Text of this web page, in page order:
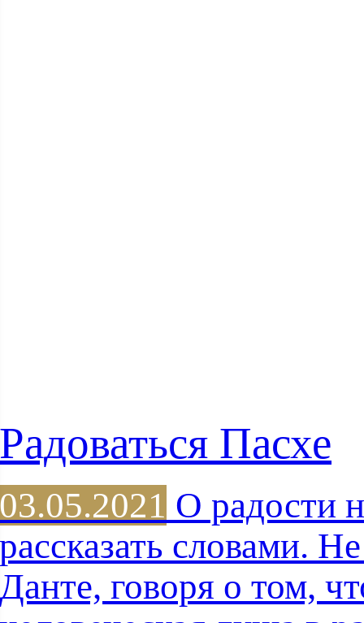
Радоваться Пасхе
03.05.2021 О радости
рассказать словами.
Данте, говоря о том,